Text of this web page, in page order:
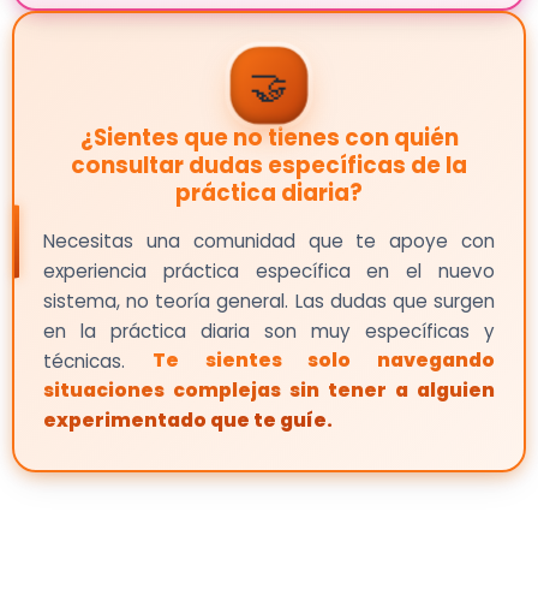
🤝
¿Sientes que no tienes con quién
consultar dudas específicas de la
práctica diaria?
Necesitas una comunidad que te apoye con
experiencia práctica específica en el nuevo
sistema, no teoría general. Las dudas que surgen
en la práctica diaria son muy específicas y
técnicas. Te sientes solo navegando
situaciones complejas sin tener a alguien
experimentado que te guíe.